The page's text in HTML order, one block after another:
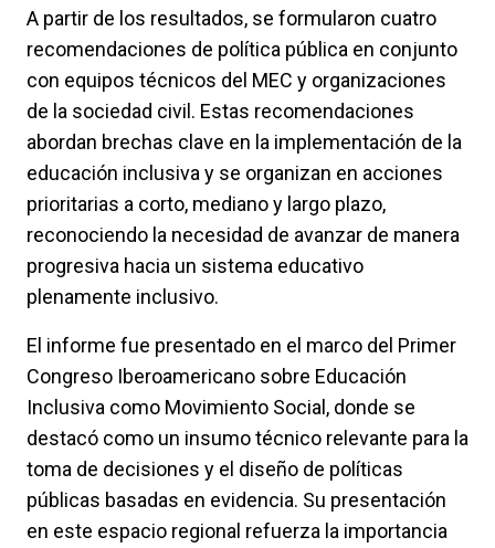
A partir de los resultados, se formularon cuatro
recomendaciones de política pública en conjunto
con equipos técnicos del MEC y organizaciones
de la sociedad civil. Estas recomendaciones
abordan brechas clave en la implementación de la
educación inclusiva y se organizan en acciones
prioritarias a corto, mediano y largo plazo,
reconociendo la necesidad de avanzar de manera
progresiva hacia un sistema educativo
plenamente inclusivo.
El informe fue presentado en el marco del Primer
Congreso Iberoamericano sobre Educación
Inclusiva como Movimiento Social, donde se
destacó como un insumo técnico relevante para la
toma de decisiones y el diseño de políticas
públicas basadas en evidencia. Su presentación
en este espacio regional refuerza la importancia